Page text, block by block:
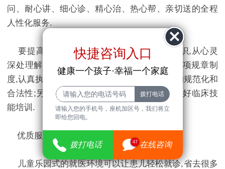
问、耐心讲、细心诊、精心治、热心帮、亲切送的全程
人性化服务.
要提高医疗质量,首先要树立质量的首位意识,从心灵
深处理解和重视医疗质量;其次;要严格落实各项规章制
度,认真执行各种操作规程,确保各种诊疗行为的规范化和
合法性;另外,还要提高诊疗技术水平,下大力抓好临床技
能培训.
优质服务赢得患者的信赖
儿童乐园式的就医环境可以让患儿轻松就诊,省去很多
快捷咨询入口
健康一个孩子·幸福一个家庭
请输入您的手机号，座机加区号，我们将立
即给您回电。
拨打电话 47 在线咨询